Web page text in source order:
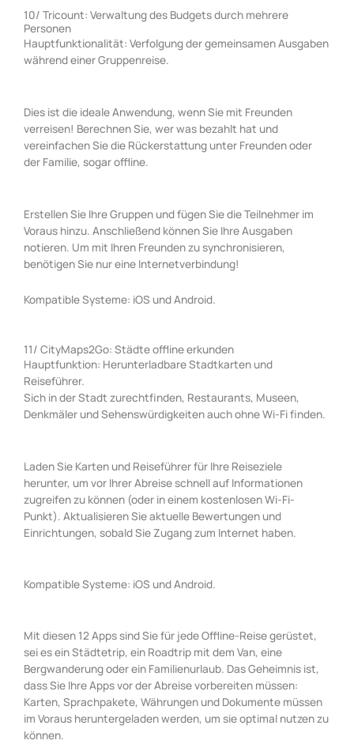
10/ Tricount: Verwaltung des Budgets durch mehrere
Personen
Hauptfunktionalität: Verfolgung der gemeinsamen Ausgaben
während einer Gruppenreise.
Dies ist die ideale Anwendung, wenn Sie mit Freunden
verreisen! Berechnen Sie, wer was bezahlt hat und
vereinfachen Sie die Rückerstattung unter Freunden oder
der Familie, sogar offline.
Erstellen Sie Ihre Gruppen und fügen Sie die Teilnehmer im
Voraus hinzu. Anschließend können Sie Ihre Ausgaben
notieren. Um mit Ihren Freunden zu synchronisieren,
benötigen Sie nur eine Internetverbindung!
Kompatible Systeme: iOS und Android.
11/ CityMaps2Go: Städte offline erkunden
Hauptfunktion: Herunterladbare Stadtkarten und
Reiseführer.
Sich in der Stadt zurechtfinden, Restaurants, Museen,
Denkmäler und Sehenswürdigkeiten auch ohne Wi-Fi finden.
Laden Sie Karten und Reiseführer für Ihre Reiseziele
herunter, um vor Ihrer Abreise schnell auf Informationen
zugreifen zu können (oder in einem kostenlosen Wi-Fi-
Punkt). Aktualisieren Sie aktuelle Bewertungen und
Einrichtungen, sobald Sie Zugang zum Internet haben.
Kompatible Systeme: iOS und Android.
Mit diesen 12 Apps sind Sie für jede Offline-Reise gerüstet,
sei es ein Städtetrip, ein Roadtrip mit dem Van, eine
Bergwanderung oder ein Familienurlaub. Das Geheimnis ist,
dass Sie Ihre Apps vor der Abreise vorbereiten müssen:
Karten, Sprachpakete, Währungen und Dokumente müssen
im Voraus heruntergeladen werden, um sie optimal nutzen zu
können.